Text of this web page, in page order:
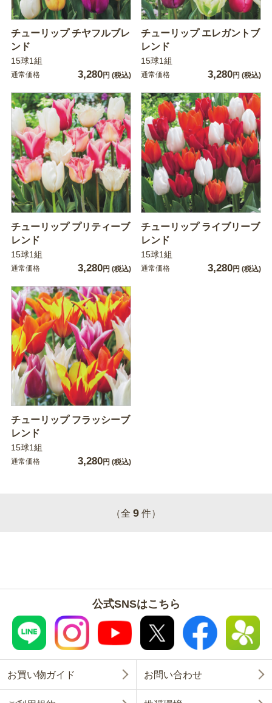
チューリップ チヤフルブレ
ンド
15球1組
通常価格 3,280円 (税込)
チューリップ エレガントブ
レンド
15球1組
通常価格 3,280円 (税込)
チューリップ プリティーブ
レンド
15球1組
通常価格 3,280円 (税込)
チューリップ ライブリーブ
レンド
15球1組
通常価格 3,280円 (税込)
チューリップ フラッシーブ
レンド
15球1組
通常価格 3,280円 (税込)
（全 9 件）
公式SNSはこちら
お買い物ガイド お問い合わせ